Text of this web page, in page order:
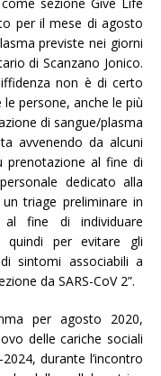
per il mese di agosto
previste nei giorni
di Scanzano Jonico.
non è di certo
persone, anche le più
di sangue/plasma
avvenendo da alcuni
prenotazione al fine di
dedicato alla
triage preliminare in
fine di individuare
quindi per evitare gli
sintomi associabili a
da SARS-CoV 2”.
per agosto 2020,
delle cariche sociali
durante l’incontro